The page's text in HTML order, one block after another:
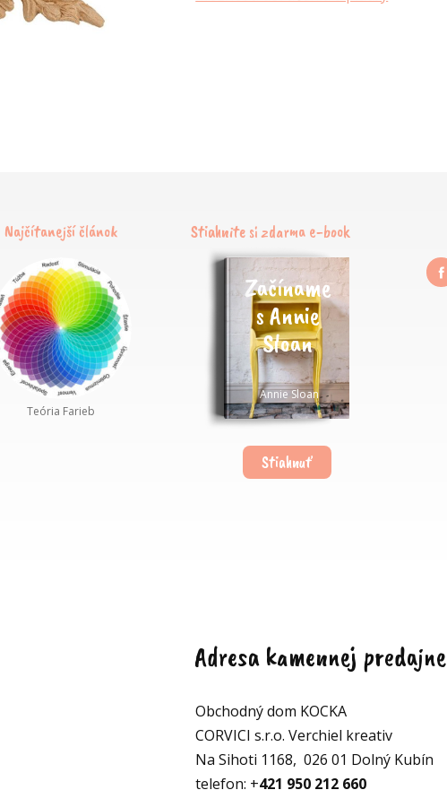
Najčítanejší článok
Teória Farieb
Stiahnite si zdarma e-book
Začíname
s Annie
Sloan
Annie Sloan
Stiahnuť
Adresa kamennej predajne
Obchodný dom KOCKA
CORVICI s.r.o. Verchiel kreativ
Na Sihoti 1168, 026 01 Dolný Kubín
telefon: +421 950 212 660